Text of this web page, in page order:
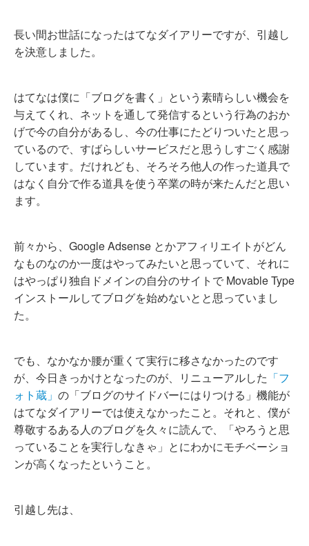
長い間お世話になったはてなダイアリーですが、引越し
を決意しました。
はてなは僕に「ブログを書く」という素晴らしい機会を
与えてくれ、ネットを通して発信するという行為のおか
げで今の自分があるし、今の仕事にたどりついたと思っ
ているので、すばらしいサービスだと思うしすごく感謝
しています。だけれども、そろそろ他人の作った道具で
はなく自分で作る道具を使う卒業の時が来たんだと思い
ます。
前々から、Google Adsense とかアフィリエイトがどん
なものなのか一度はやってみたいと思っていて、それに
はやっぱり独自ドメインの自分のサイトで Movable Type
インストールしてブログを始めないとと思っていまし
た。
でも、なかなか腰が重くて実行に移さなかったのです
が、今日きっかけとなったのが、リニューアルした 「フ
ォト蔵」 の「ブログのサイドバーにはりつける」機能が
はてなダイアリーでは使えなかったこと。それと、僕が
尊敬するある人のブログを久々に読んで、「やろうと思
っていることを実行しなきゃ」とにわかにモチベーショ
ンが高くなったということ。
引越し先は、